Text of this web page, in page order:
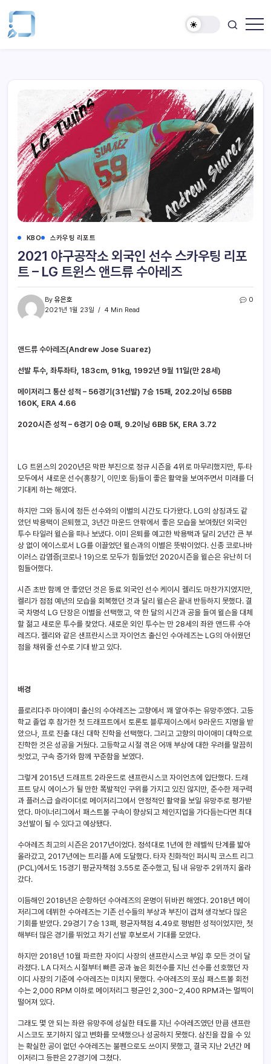
KBO 스카우팅 리포트
2021 야구공작소 외국인 선수 스카우팅 리포
트 – LG 트윈스 앤드류 수아레즈
By 유은호
2021년 1월 23일
4 Min Read
0
앤드류 수아레즈(Andrew Jose Suarez)
선발 투수, 좌투좌타, 183cm, 91kg, 1992년 9월 11일(만 28세)
메이저리그 통산 성적 – 56경기(31선발) 7승 15패, 202.2이닝 65BB
160K, ERA 4.66
2020시즌 성적 – 6경기 0승 0패, 9.2이닝 6BB 5K, ERA 3.72
LG 트윈스의 2020년은 막판 부진으로 정규 시즌을 4위로 마무리했지만, 투·타
모두에서 새로운 선수(홍창기, 이민호 등)들이 좋은 활약을 보여주면서 미래를 더
기대케 하는 해였다.
하지만 그와 동시에 정든 선수와의 이별의 시간도 다가왔다. LG의 상징과도 같
았던 박용택이 은퇴했고, 3년간 마운드 안팎에서 좋은 모습을 보여줬던 외국인
투수 타일러 윌슨을 떠나 보냈다. 이미 은퇴를 예고한 박용택과 달리 2년간 큰 부
상 없이 에이스로서 LG를 이끌었던 윌슨과의 이별은 뜻밖이었다. 신종 코로나바
이러스 감염증(코로나 19)으로 모두가 힘들었던 2020시즌을 윌슨은 유난히 더
힘들어했다.
시즌 초반 함께 안 좋았던 것은 동료 외국인 선수 케이시 켈리도 마찬가지였지만,
켈리가 점점 예년의 모습을 회복했던 것과 달리 윌슨은 끝내 반등하지 못했다. 결
국 차명석 LG 단장은 이별을 선택했고, 약 한 달의 시간과 공을 들여 윌슨을 대체
할 젊고 새로운 투수를 찾았다. 새로운 외인 투수는 만 28세의 좌완 앤드류 수아
레즈다. 켈리와 같은 샌프란시스코 자이언츠 출신인 수아레즈는 LG의 아쉬웠던
점을 채워줄 선수로 기대 받고 있다.
배경
플로리다주 마이애미 출신의 수아레즈는 고향에서 꽤 알아주는 유망주였다. 고등
학교 졸업 후 참가한 첫 드래프트에서 토론토 블루제이스에서 9라운드 지명을 받
았으나, 프로 진출 대신 대학 진학을 선택했다. 그리고 고향의 마이애미 대학으로
진학한 것은 성공을 거뒀다. 고등학교 시절 겪은 어깨 부상에 대한 우려를 말끔히
씻었고, 구속 증가와 함께 꾸준함을 보였다.
그렇게 2015년 드래프트 2라운드로 샌프란시스코 자이언츠에 입단했다. 드래
프트 당시 에이스가 될 만한 폭발적인 구위를 가지고 있진 않지만, 준수한 제구력
과 플러스급 슬라이더로 메이저리그에서 안정적인 활약을 보일 유망주로 평가받
았다. 마이너리그에서 패스트볼 구속이 향상되고 체인지업을 가다듬는다면 최대
3선발이 될 수 있다고 예상됐다.
수아레즈 최고의 시즌은 2017년이었다. 정석대로 1년에 한 레벨씩 단계를 밟아
올라갔고, 2017년에는 트리플 A에 도달했다. 타자 친화적인 퍼시픽 코스트 리그
(PCL)에서도 15경기 평균자책점 3.55로 준수했고, 팀 내 유망주 2위까지 올라
갔다.
이듬해인 2018년은 순항하던 수아레즈의 운명이 뒤바뀐 해였다. 2018년 메이
저리그에 데뷔한 수아레즈는 기존 선수들의 부상과 부진이 겹쳐 생각보다 많은
기회를 받았다. 29경기 7승 13패, 평균자책점 4.49로 평범한 성적이었지만, 첫
해부터 많은 경기를 뛰었고 차기 선발 후보로서 기대를 모았다.
하지만 2018년 10월 파르한 자이디 사장의 샌프란시스코 부임 후 모든 것이 달
라졌다. LA 다저스 시절부터 빠른 공과 높은 회전수를 지닌 선수를 선호했던 자
이디 사장의 기준에 수아레즈는 미치지 못했다. 수아레즈의 포심 패스트볼 회전
수는 2,000 RPM 이하로 메이저리그 평균인 2,300~2,400 RPM과는 멀찍이
떨어져 있다.
그래도 몇 안 되는 좌완 유망주에 성실한 태도를 지닌 수아레즈였던 만큼 샌프란
시스코도 포기하지 않고 변화를 모색했으나 성공하지 못했다. 삼진을 잡을 수 있
는 확실한 공이 없던 수아레즈는 불펜으로도 쓰이지 못했고, 결국 지난 2년간 메
이저리그 등판은 27경기에 그쳤다.